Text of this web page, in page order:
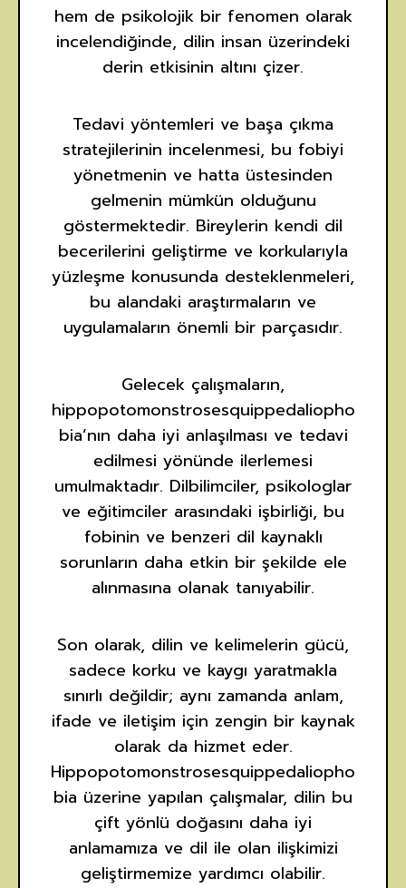
hem de psikolojik bir fenomen olarak
incelendiğinde, dilin insan üzerindeki
derin etkisinin altını çizer.
Tedavi yöntemleri ve başa çıkma
stratejilerinin incelenmesi, bu fobiyi
yönetmenin ve hatta üstesinden
gelmenin mümkün olduğunu
göstermektedir. Bireylerin kendi dil
becerilerini geliştirme ve korkularıyla
yüzleşme konusunda desteklenmeleri,
bu alandaki araştırmaların ve
uygulamaların önemli bir parçasıdır.
Gelecek çalışmaların,
hippopotomonstrosesquippedaliopho
bia’nın daha iyi anlaşılması ve tedavi
edilmesi yönünde ilerlemesi
umulmaktadır. Dilbilimciler, psikologlar
ve eğitimciler arasındaki işbirliği, bu
fobinin ve benzeri dil kaynaklı
sorunların daha etkin bir şekilde ele
alınmasına olanak tanıyabilir.
Son olarak, dilin ve kelimelerin gücü,
sadece korku ve kaygı yaratmakla
sınırlı değildir; aynı zamanda anlam,
ifade ve iletişim için zengin bir kaynak
olarak da hizmet eder.
Hippopotomonstrosesquippedaliopho
bia üzerine yapılan çalışmalar, dilin bu
çift yönlü doğasını daha iyi
anlamamıza ve dil ile olan ilişkimizi
geliştirmemize yardımcı olabilir.